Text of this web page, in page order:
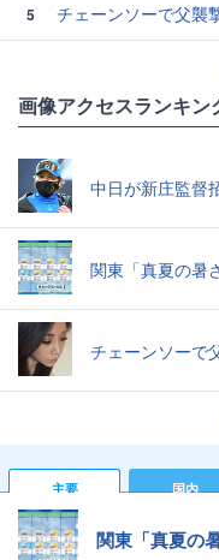
5
チェーンソーで父襲
画像アクセスランキン
中日が新庄監督
関東「真夏の暑
チェーンソーで
主要 国内
関東「真夏の